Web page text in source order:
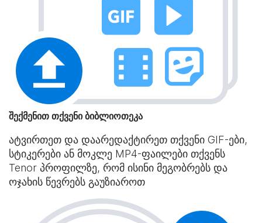
შექმენით თქვენი ბიბლიოთეკა
ატვირთეთ და დაარედაქტირეთ თქვენი GIF-ები,
სტიკერები ან მოკლე MP4-ფაილები თქვენს
Tenor პროფილზე, რომ ისინი მეგობრებს და
ოჯახის წევრებს გაუზიაროთ